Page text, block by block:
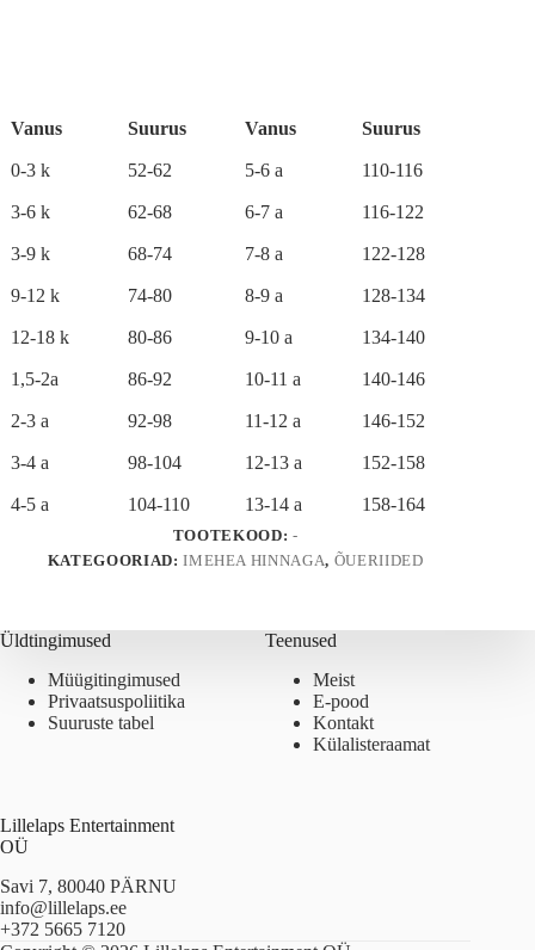
Vanus Suurus Vanus Suurus
0-3 k 52-62 5-6 a 110-116
3-6 k 62-68 6-7 a 116-122
3-9 k 68-74 7-8 a 122-128
9-12 k 74-80 8-9 a 128-134
12-18 k 80-86 9-10 a 134-140
1,5-2a 86-92 10-11 a 140-146
2-3 a 92-98 11-12 a 146-152
3-4 a 98-104 12-13 a 152-158
4-5 a 104-110 13-14 a 158-164
TOOTEKOOD: -
KATEGOORIAD:IMEHEA HINNAGA, ÕUERIIDED
Üldtingimused
Müügitingimused
Privaatsuspoliitika
Suuruste tabel
Teenused
Meist
E-pood
Kontakt
Külalisteraamat
Lillelaps Entertainment
OÜ
Savi 7, 80040 PÄRNU
info@lillelaps.ee
+372 5665 7120